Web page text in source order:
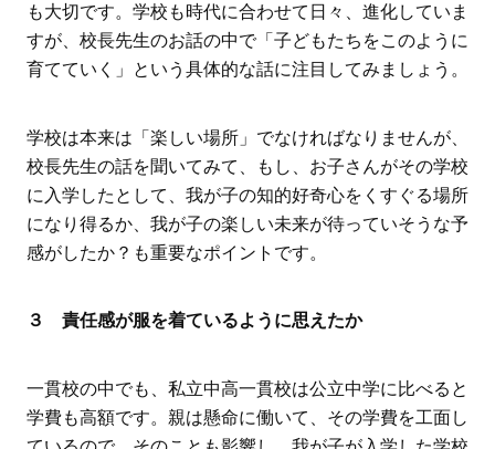
も大切です。学校も時代に合わせて日々、進化していま
すが、校長先生のお話の中で「子どもたちをこのように
育てていく」という具体的な話に注目してみましょう。
学校は本来は「楽しい場所」でなければなりませんが、
校長先生の話を聞いてみて、もし、お子さんがその学校
に入学したとして、我が子の知的好奇心をくすぐる場所
になり得るか、我が子の楽しい未来が待っていそうな予
感がしたか？も重要なポイントです。
３ 責任感が服を着ているように思えたか
一貫校の中でも、私立中高一貫校は公立中学に比べると
学費も高額です。親は懸命に働いて、その学費を工面し